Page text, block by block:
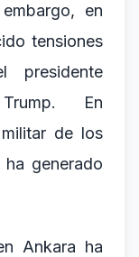
en
tensiones
En
de los
generado
Ankara ha